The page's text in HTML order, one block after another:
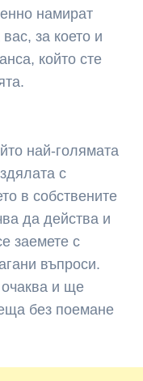
намират
за което и
който сте
най-голямата
с
в собствените
да действа и
заемете с
въпроси.
и ще
без поемане